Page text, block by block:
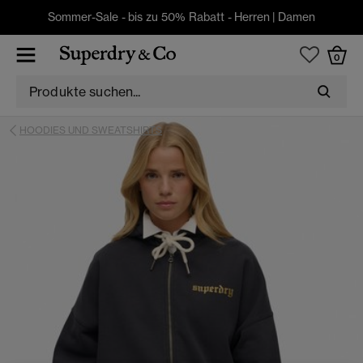
Sommer-Sale - bis zu 50% Rabatt - Herren | Damen
0
HOODIES UND SWEATSHIRTS